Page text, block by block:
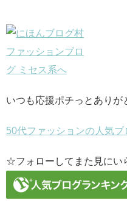
いつも応援ポチっとありが
50代ファッションの人気ブ
☆フォローしてまた見にい